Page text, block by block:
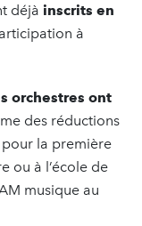
déjà inscrits en
à
orchestres ont
des réductions
pour la première
ou à l’école de
musique au